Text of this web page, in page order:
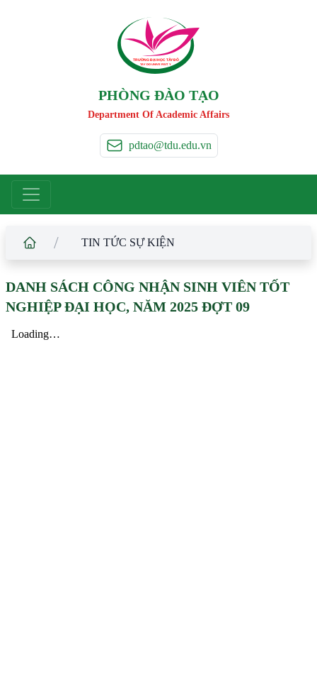
TRƯỜNG ĐẠI HỌC TÂY ĐÔ
TAY DO UNIVERSIT Y
PHÒNG ĐÀO TẠO
Department Of Academic Affairs
pdtao@tdu.edu.vn
/ TIN TỨC SỰ KIỆN
DANH SÁCH CÔNG NHẬN SINH VIÊN TỐT
NGHIỆP ĐẠI HỌC, NĂM 2025 ĐỢT 09